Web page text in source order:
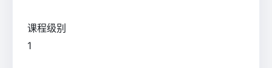
课程级别
1